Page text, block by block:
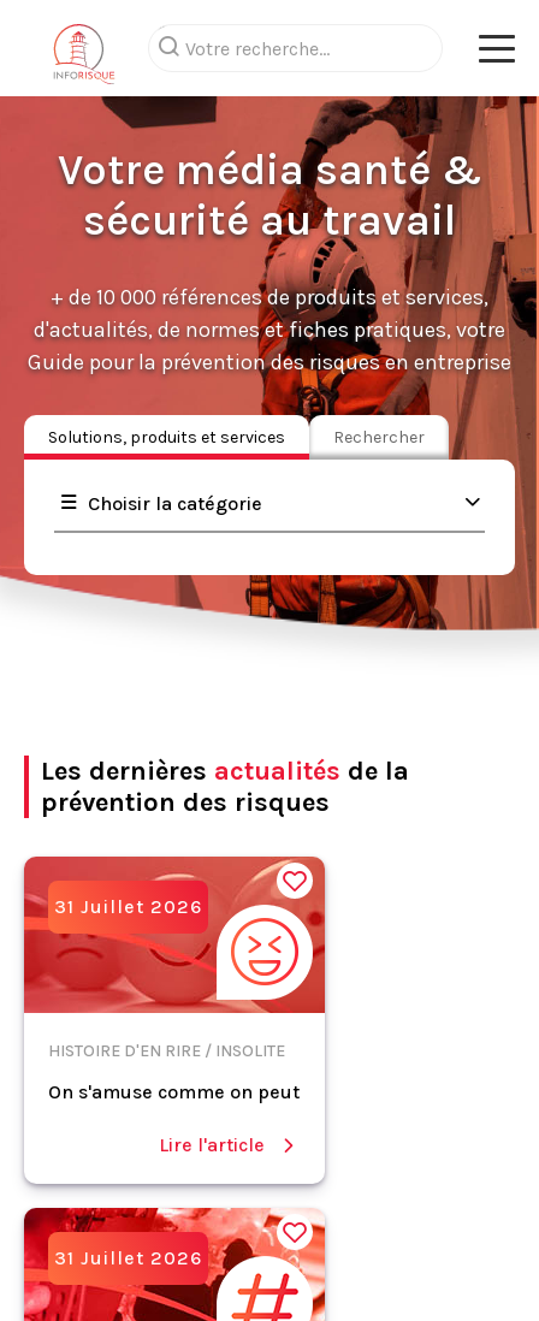
Votre média santé &
sécurité au travail
+ de 10 000 références de produits et services,
d'actualités, de normes et fiches pratiques, votre
Guide pour la prévention des risques en entreprise
Solutions, produits et services Rechercher
Choisir la catégorie
Les dernières actualités de la
prévention des risques
31 Juillet 2026
HISTOIRE D'EN RIRE / INSOLITE
On s'amuse comme on peut
Lire l'article
31 Juillet 2026